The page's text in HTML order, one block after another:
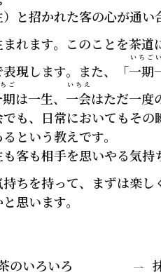
）と招かれた客の心が通
まれます。このことを茶道
現します。また、「一期
いちご
ご
は一生、 一会
いちえ
はただ一度
でも、日常においてもそ
という教えです。
客も相手を思いやる気持
持ちを持って、まずは楽し
思います。
のいろいろ